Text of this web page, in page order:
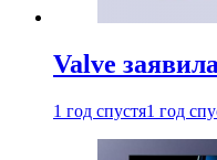
Valve
1 год спустя1 год